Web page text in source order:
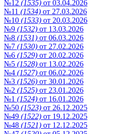
№12 (1535) от 03.04.2026
№11 (1534) от 27.03.2026
№10 (1533) от 20.03.2026
№9 (1532) от 13.03.2026
№8 (1531) от 06.03.2026
№7 (1530) от 27.02.2026
№6 (1529) от 20.02.2026
№5 (1528) от 13.02.2026
№4 (1527) от 06.02.2026
№3 (1526) от 30.01.2026
№2 (1525) от 23.01.2026
№1 (1524) от 16.01.2026
№50 (1523) от 26.12.2025
№49 (1522) от 19.12.2025
№48 (1521) от 12.12.2025